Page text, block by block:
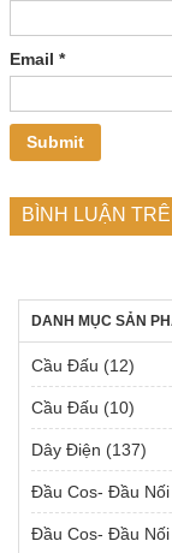
Email *
BÌNH LUẬN
DANH MỤC SẢN
Cầu Đấu (12)
Cầu Đấu (10)
Dây Điện (137)
Đầu Cos- Đầu Nối
Đầu Cos- Đầu Nối